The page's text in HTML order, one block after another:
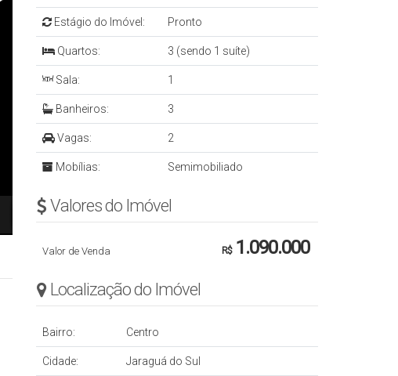
Estágio do Imóvel: Pronto
Quartos: 3 (sendo 1 suíte)
Sala: 1
Banheiros: 3
Vagas: 2
Mobílias: Semimobiliado
Valores do Imóvel
R$1.090.000
Valor de Venda
Localização do Imóvel
Bairro: Centro
Cidade: Jaraguá do Sul